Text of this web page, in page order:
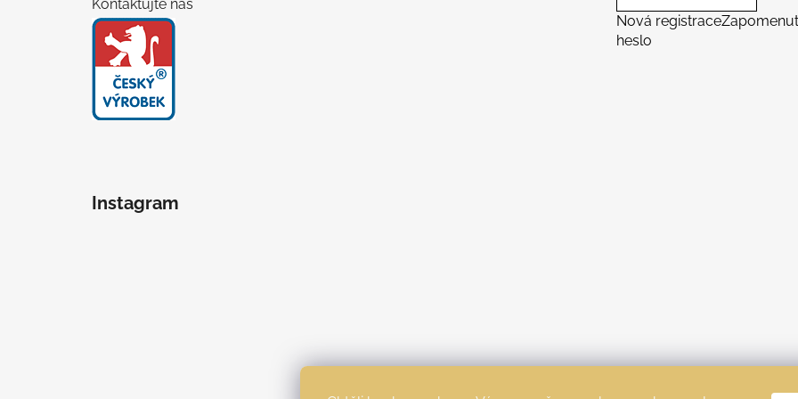
Kontaktujte nás
Nová registrace
heslo
Instagram